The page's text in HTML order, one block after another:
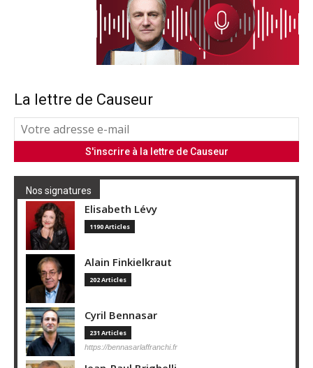
La lettre de Causeur
Nos signatures
Elisabeth Lévy
1190 Articles
Alain Finkielkraut
202 Articles
Cyril Bennasar
231 Articles
https://bennasarlaffranchi.fr